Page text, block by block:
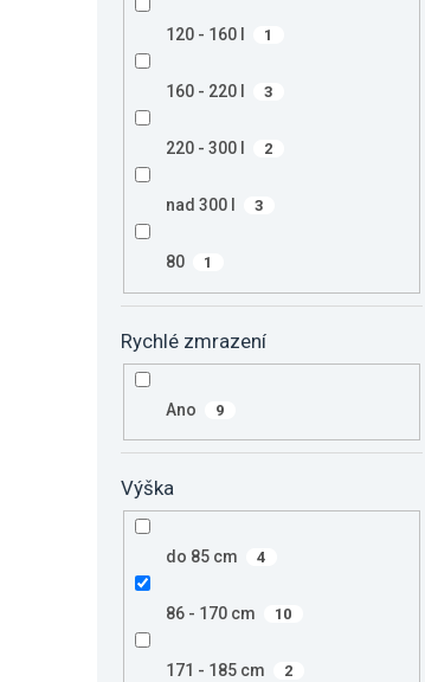
120 - 160 l 1
160 - 220 l 3
220 - 300 l 2
nad 300 l 3
80 1
Rychlé zmrazení
Ano 9
Výška
do 85 cm 4
86 - 170 cm 10
171 - 185 cm 2